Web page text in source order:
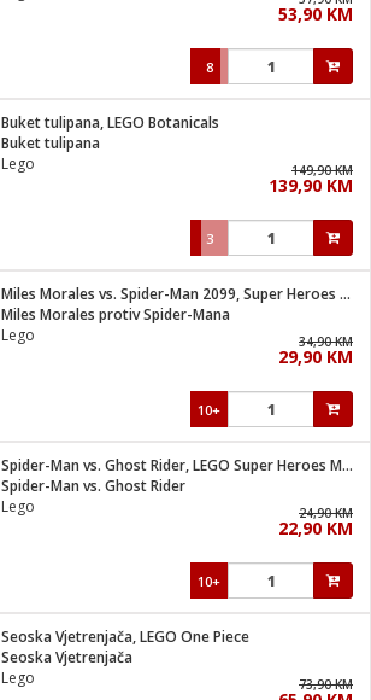
53,90 KM
8
Buket tulipana, LEGO Botanicals
Buket tulipana
Lego
149,90 KM
139,90 KM
3
Miles Morales vs. Spider-Man 2099, Super Heroes Marvel
Miles Morales protiv Spider-Mana
Lego
34,90 KM
29,90 KM
10+
Spider-Man vs. Ghost Rider, LEGO Super Heroes Marvel
Spider-Man vs. Ghost Rider
Lego
24,90 KM
22,90 KM
10+
Seoska Vjetrenjača, LEGO One Piece
Seoska Vjetrenjača
Lego
73,90 KM